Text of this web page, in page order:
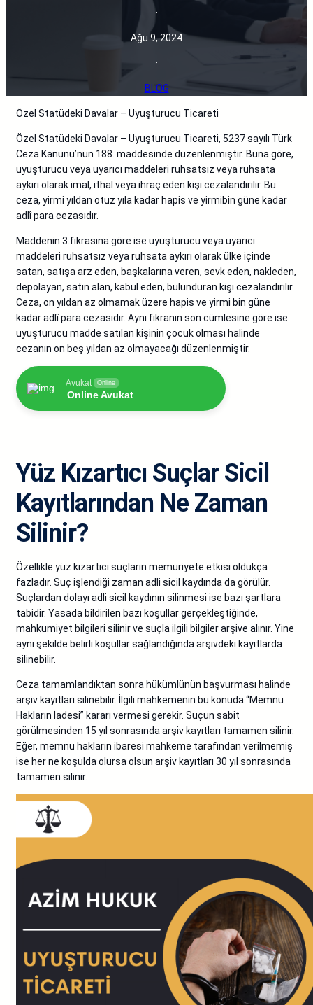
·
Ağu 9, 2024
·
BLOG
Özel Statüdeki Davalar – Uyuşturucu Ticareti
Özel Statüdeki Davalar – Uyuşturucu Ticareti, 5237 sayılı Türk
Ceza Kanunu’nun 188. maddesinde düzenlenmiştir. Buna göre,
uyuşturucu veya uyarıcı maddeleri ruhsatsız veya ruhsata
aykırı olarak imal, ithal veya ihraç eden kişi cezalandırılır. Bu
ceza, yirmi yıldan otuz yıla kadar hapis ve yirmibin güne kadar
adlî para cezasıdır.
Maddenin 3.fıkrasına göre ise uyuşturucu veya uyarıcı
maddeleri ruhsatsız veya ruhsata aykırı olarak ülke içinde
satan, satışa arz eden, başkalarına veren, sevk eden, nakleden,
depolayan, satın alan, kabul eden, bulunduran kişi cezalandırılır.
Ceza, on yıldan az olmamak üzere hapis ve yirmi bin güne
kadar adlî para cezasıdır. Aynı fıkranın son cümlesine göre ise
uyuşturucu madde satılan kişinin çocuk olması halinde
cezanın on beş yıldan az olmayacağı düzenlenmiştir.
Avukat Online
Online Avukat
Yüz Kızartıcı Suçlar Sicil
Kayıtlarından Ne Zaman
Silinir?
Özellikle yüz kızartıcı suçların memuriyete etkisi oldukça
fazladır. Suç işlendiği zaman adli sicil kaydında da görülür.
Suçlardan dolayı adli sicil kaydının silinmesi ise bazı şartlara
tabidir. Yasada bildirilen bazı koşullar gerçekleştiğinde,
mahkumiyet bilgileri silinir ve suçla ilgili bilgiler arşive alınır. Yine
aynı şekilde belirli koşullar sağlandığında arşivdeki kayıtlarda
silinebilir.
Ceza tamamlandıktan sonra hükümlünün başvurması halinde
arşiv kayıtları silinebilir. İlgili mahkemenin bu konuda “Memnu
Hakların İadesi” kararı vermesi gerekir. Suçun sabit
görülmesinden 15 yıl sonrasında arşiv kayıtları tamamen silinir.
Eğer, memnu hakların ibaresi mahkeme tarafından verilmemiş
ise her ne koşulda olursa olsun arşiv kayıtları 30 yıl sonrasında
tamamen silinir.